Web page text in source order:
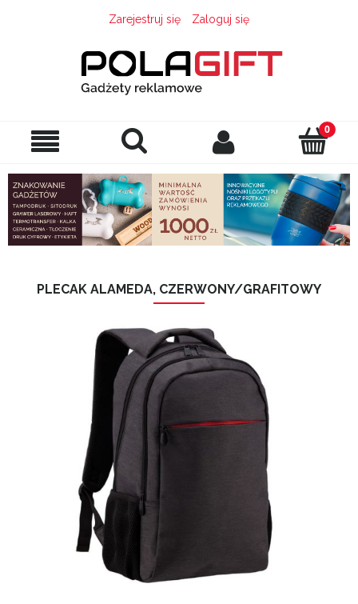
Zarejestruj się Zaloguj się
PLECAK ALAMEDA, CZERWONY/GRAFITOWY